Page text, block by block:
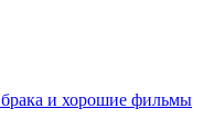
и хорошие фильмы